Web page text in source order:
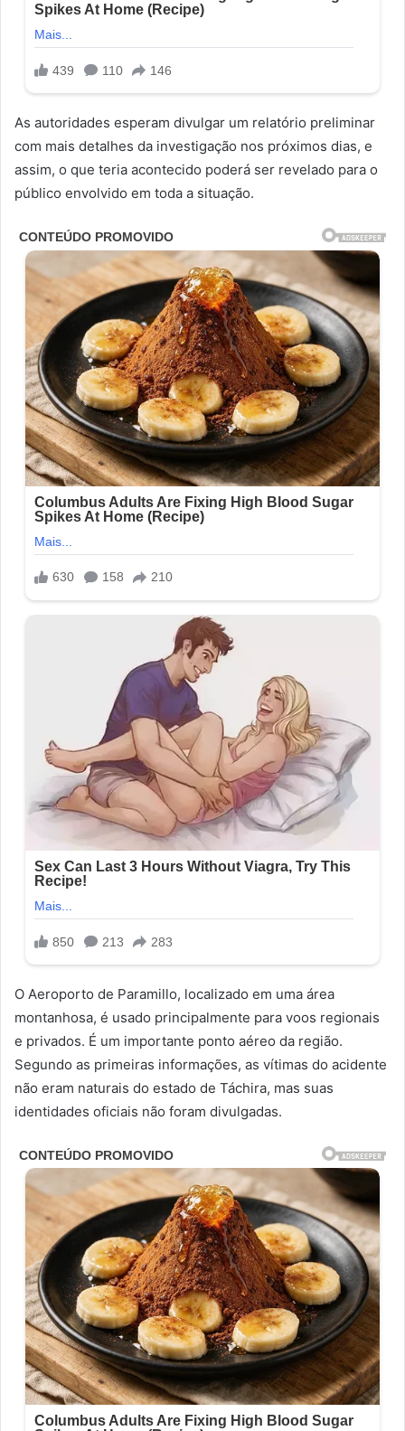
As autoridades esperam divulgar um relatório preliminar
com mais detalhes da investigação nos próximos dias, e
assim, o que teria acontecido poderá ser revelado para o
público envolvido em toda a situação.
O Aeroporto de Paramillo, localizado em uma área
montanhosa, é usado principalmente para voos regionais
e privados. É um importante ponto aéreo da região.
Segundo as primeiras informações, as vítimas do acidente
não eram naturais do estado de Táchira, mas suas
identidades oficiais não foram divulgadas.